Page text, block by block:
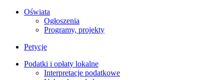
Oświata
Ogłoszenia
Programy, projekty
Petycje
Podatki i opłaty lokalne
Interpretacje podatkowe